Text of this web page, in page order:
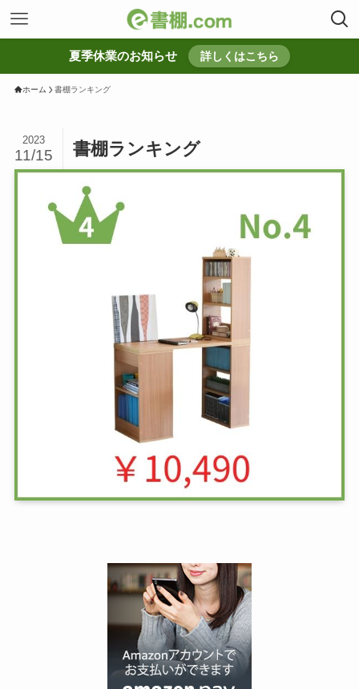
夏季休業のお知らせ 詳しくはこちら
ホーム 書棚ランキング
書棚ランキング
2023
11/15